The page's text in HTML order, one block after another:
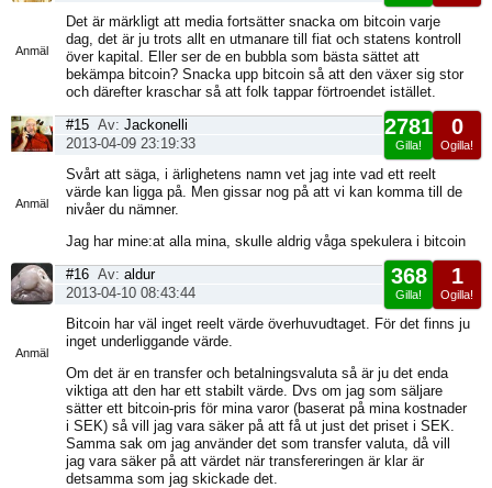
Anmäl
Det är märkligt att media fortsätter snacka om bitcoin varje
dag, det är ju trots allt en utmanare till fiat och statens kontroll
över kapital. Eller ser de en bubbla som bästa sättet att
bekämpa bitcoin? Snacka upp bitcoin så att den växer sig stor
och därefter kraschar så att folk tappar förtroendet istället.
Anmäl
0
Ogilla!
2781
Gilla!
#15 Av: Jackonelli
2013-04-09 23:19:33
Svårt att säga, i ärlighetens namn vet jag inte vad ett reelt
värde kan ligga på. Men gissar nog på att vi kan komma till de
nivåer du nämner.
Jag har mine:at alla mina, skulle aldrig våga spekulera i bitcoin
Anmäl
1
Ogilla!
368
Gilla!
#16 Av: aldur
2013-04-10 08:43:44
Bitcoin har väl inget reelt värde överhuvudtaget. För det finns ju
inget underliggande värde.
Om det är en transfer och betalningsvaluta så är ju det enda
viktiga att den har ett stabilt värde. Dvs om jag som säljare
sätter ett bitcoin-pris för mina varor (baserat på mina kostnader
i SEK) så vill jag vara säker på att få ut just det priset i SEK.
Samma sak om jag använder det som transfer valuta, då vill
jag vara säker på att värdet när transfereringen är klar är
detsamma som jag skickade det.